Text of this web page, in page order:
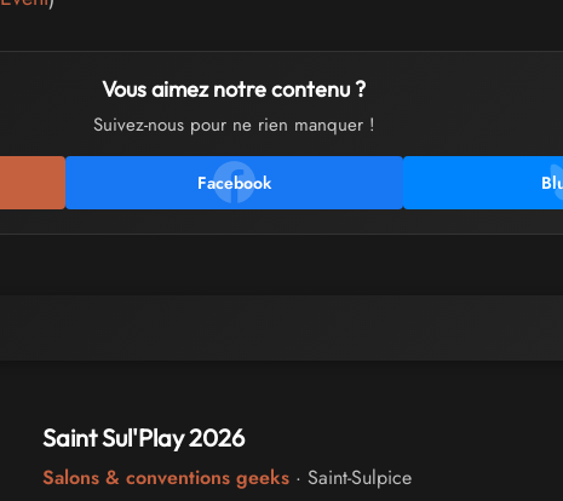
Vous aimez notre contenu ?
Suivez-nous pour ne rien manquer !
Facebook
Saint Sul'Play 2026
Salons & conventions geeks· Saint-Sulpice